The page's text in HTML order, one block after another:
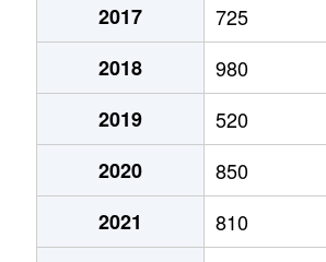
澄川３条
1,000万円
澄川４条
720万円
澄川４条
2,600万円
澄川４条
2,800万円
澄川４条
3,000万円
2017
725
2018
980
2019
520
2020
850
2021
810